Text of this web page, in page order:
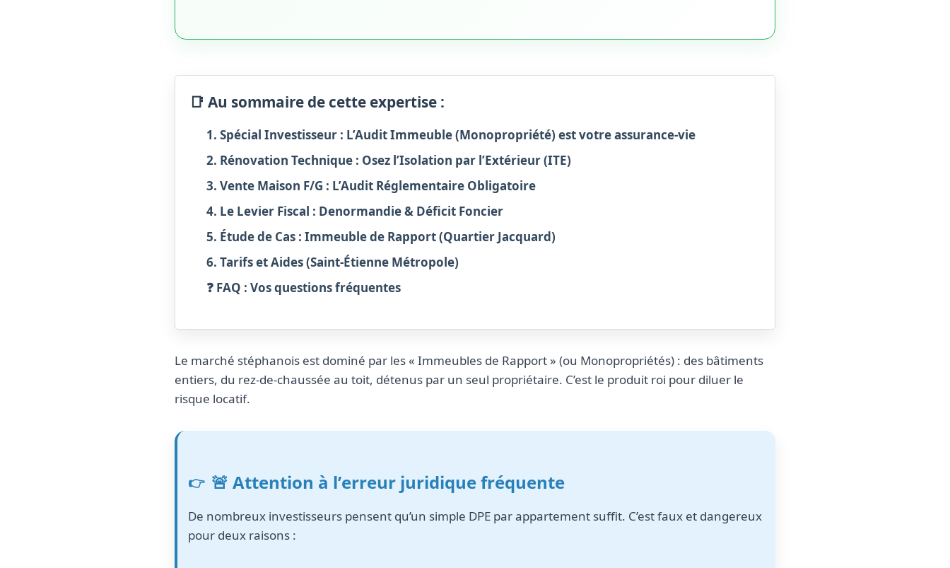
📑 Au sommaire de cette expertise :
1. Spécial Investisseur : L’Audit Immeuble (Monopropriété) est votre assurance-vie
2. Rénovation Technique : Osez l’Isolation par l’Extérieur (ITE)
3. Vente Maison F/G : L’Audit Réglementaire Obligatoire
4. Le Levier Fiscal : Denormandie & Déficit Foncier
5. Étude de Cas : Immeuble de Rapport (Quartier Jacquard)
6. Tarifs et Aides (Saint-Étienne Métropole)
❓ FAQ : Vos questions fréquentes
Le marché stéphanois est dominé par les « Immeubles de Rapport » (ou Monopropriétés) : des bâtiments
entiers, du rez-de-chaussée au toit, détenus par un seul propriétaire. C’est le produit roi pour diluer le
risque locatif.
🚨 Attention à l’erreur juridique fréquente
De nombreux investisseurs pensent qu’un simple DPE par appartement suffit. C’est faux et dangereux
pour deux raisons :